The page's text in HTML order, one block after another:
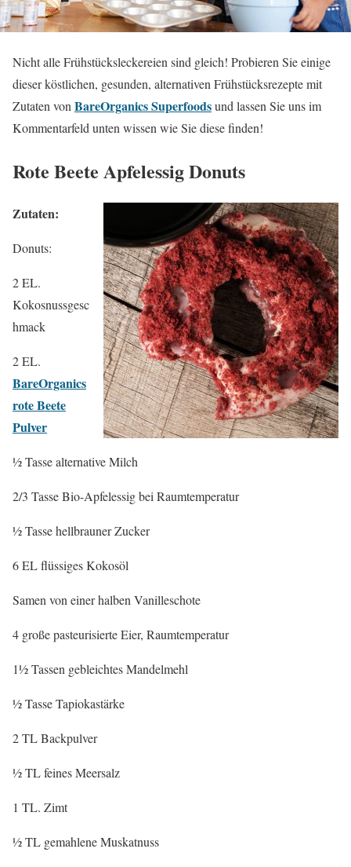
Nicht alle Frühstücksleckereien sind gleich! Probieren Sie einige
dieser köstlichen, gesunden, alternativen Frühstücksrezepte mit
Zutaten von BareOrganics Superfoodsund lassen Sie uns im
Kommentarfeld unten wissen wie Sie diese finden!
Rote Beete Apfelessig Donuts
Zutaten:
Donuts:
2 EL.
Kokosnussgesc
hmack
2 EL.
BareOrganics
rote Beete
Pulver
½ Tasse alternative Milch
2/3 Tasse Bio-Apfelessig bei Raumtemperatur
½ Tasse hellbrauner Zucker
6 EL flüssiges Kokosöl
Samen von einer halben Vanilleschote
4 große pasteurisierte Eier, Raumtemperatur
1½ Tassen gebleichtes Mandelmehl
½ Tasse Tapiokastärke
2 TL Backpulver
½ TL feines Meersalz
1 TL. Zimt
½ TL gemahlene Muskatnuss